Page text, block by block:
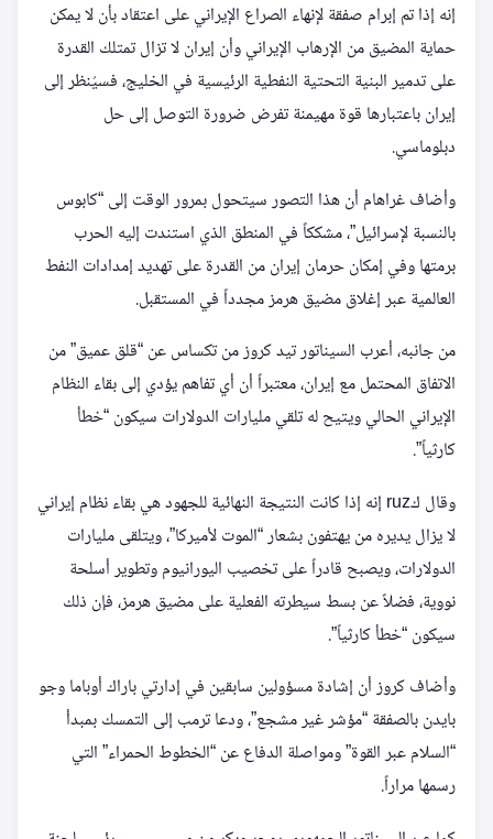
إنه إذا تم إبرام صفقة لإنهاء الصراع الإيراني على اعتقاد بأن لا يمكن
حماية المضيق من الإرهاب الإيراني وأن إيران لا تزال تمتلك القدرة
على تدمير البنية التحتية النفطية الرئيسية في الخليج، فسيُنظر إلى
إيران باعتبارها قوة مهيمنة تفرض ضرورة التوصل إلى حل
دبلوماسي.
وأضاف غراهام أن هذا التصور سيتحول بمرور الوقت إلى “كابوس
بالنسبة لإسرائيل”، مشككاً في المنطق الذي استندت إليه الحرب
برمتها وفي إمكان حرمان إيران من القدرة على تهديد إمدادات النفط
العالمية عبر إغلاق مضيق هرمز مجدداً في المستقبل.
من جانبه، أعرب السيناتور تيد كروز من تكساس عن “قلق عميق” من
الاتفاق المحتمل مع إيران، معتبراً أن أي تفاهم يؤدي إلى بقاء النظام
الإيراني الحالي ويتيح له تلقي مليارات الدولارات سيكون “خطأ
كارثياً”.
وقال كruz إنه إذا كانت النتيجة النهائية للجهود هي بقاء نظام إيراني
لا يزال يديره من يهتفون بشعار “الموت لأميركا”، ويتلقى مليارات
الدولارات، ويصبح قادراً على تخصيب اليورانيوم وتطوير أسلحة
نووية، فضلاً عن بسط سيطرته الفعلية على مضيق هرمز، فإن ذلك
سيكون “خطأ كارثياً”.
وأضاف كروز أن إشادة مسؤولين سابقين في إدارتي باراك أوباما وجو
بايدن بالصفقة “مؤشر غير مشجع”، ودعا ترمب إلى التمسك بمبدأ
“السلام عبر القوة” ومواصلة الدفاع عن “الخطوط الحمراء” التي
رسمها مراراً.